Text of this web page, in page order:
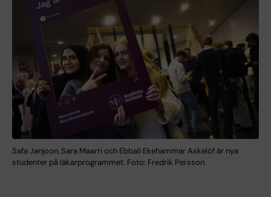
Safa Janjoon, Sara Maarri och Ebbali Ekehammar Askelöf är nya
studenter på läkarprogrammet. Foto: Fredrik Persson